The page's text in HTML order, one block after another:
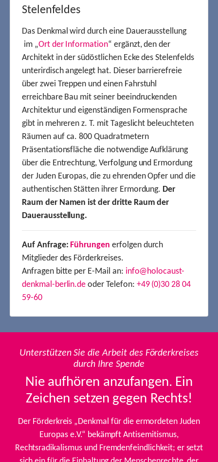
Stelenfeldes
Das Denkmal wird durch eine Dauerausstellung
im „Ort der Information“ ergänzt, den der
Architekt in der südöstlichen Ecke des Stelenfelds
unterirdisch angelegt hat. Dieser barrierefreie
über zwei Treppen und einen Fahrstuhl
erreichbare Bau mit seiner beeindruckenden
Architektur und eigenständigen Formensprache
gibt in mehreren z. T. mit Tageslicht beleuchteten
Räumen auf ca. 800 Quadratmetern
Präsentationsfläche die notwendige Aufklärung
über die Entrechtung, Verfolgung und Ermordung
der Juden Europas, die zu ehrenden Opfer und die
authentischen Stätten ihrer Ermordung. Der
Raum der Namen ist der dritte Raum der
Dauerausstellung.
Auf Anfrage: Führungen erfolgen durch
Mitglieder des Förderkreises.
Anfragen bitte per E-Mail an: info@holocaust-
denkmal-berlin.de oder Telefon: +49 (0)30 28 04
59-60
Unterstützen Sie die Arbeit des Förderkreises
durch Ihre Spende
Nie aufhören anzufangen. Ein
Zeichen setzen gegen Rechts!
Der Förderkreis „Denkmal für die ermordeten Juden
Europas e.V.“ bekämpft Antisemitismus,
Rechtsradikalismus und Fremdenfeindlichkeit; er setzt